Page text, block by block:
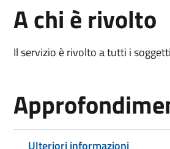
A chi è rivolto
Il servizio è rivolto a tutti i
Ulteriori informazioni